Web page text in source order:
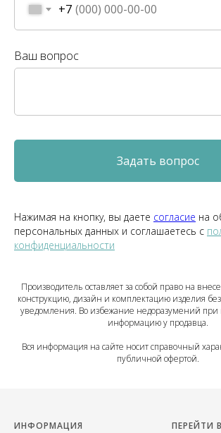
+7
Ваш вопрос
Задать вопрос
Нажимая на кнопку, вы даете согласие на
персональных данных и соглашаетесь c
конфиденциальности
Производитель оставляет за собой право на
конструкцию, дизайн и комплектацию изделия
уведомления. Во избежание недоразумений при
информацию у продавца.
Вся информация на сайте носит справочный
публичной офертой.
ИНФОРМАЦИЯ
ПЕРЕЙТИ